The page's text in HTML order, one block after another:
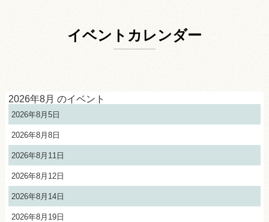
イベントカレンダー
2026年8月 のイベント
2026年8月5日
2026年8月8日
2026年8月11日
2026年8月12日
2026年8月14日
2026年8月19日